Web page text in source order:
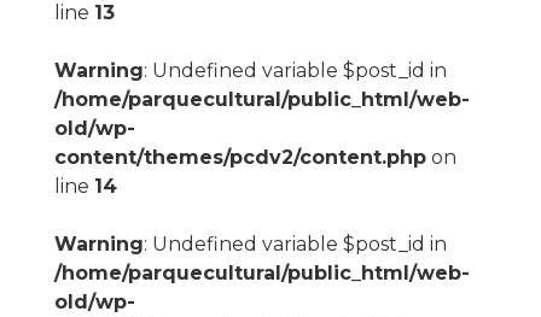
line 13
Warning: Undefined variable $post_id in
/home/parquecultural/public_html/web-
old/wp-
content/themes/pcdv2/content.phpon
line 14
Warning: Undefined variable $post_id in
/home/parquecultural/public_html/web-
old/wp-